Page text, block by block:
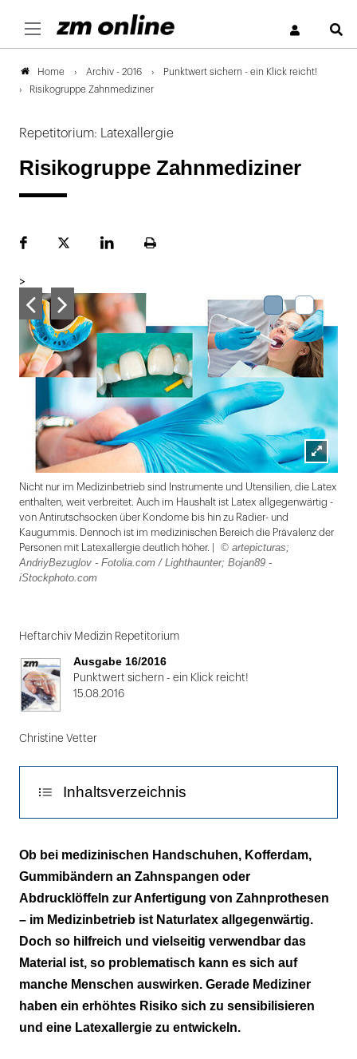
Home Archiv - 2016
Punktwert sichern - ein Klick reicht!
Risikogruppe Zahnmediziner
Repetitorium: Latexallergie
Risikogruppe Zahnmediziner
FacebookPlattformLinekdInSeite
>
Lightbox
öffnen
Nicht nur im Medizinbetrieb sind Instrumente und Utensilien, die Latex
enthalten, weit verbreitet. Auch im Haushalt ist Latex allgegenwärtig -
von Antirutschsocken über Kondome bis hin zu Radier- und
Kaugummis. Dennoch ist im medizinischen Bereich die Prävalenz der
Personen mit Latexallergie deutlich höher. |
© artepicturas;
AndriyBezuglov - Fotolia.com / Lighthaunter; Bojan89 -
iStockphoto.com
1
von
2:
Nicht
im
Medizinbetrieb
sind
Utensilien,
die
Latex
enthalten,
weit
verbreitet.
Auch
im
Haushalt
Heftarchiv Medizin Repetitorium
Ausgabe 16/2016
Punktwert sichern - ein Klick reicht!
15.08.2016
Christine Vetter
Inhaltsverzeichnis
Allergische Reaktion und anaphylaktischer
Schock
Diagnose und Behandlung
Aus Sicht der Zahnmedizin
Ob bei medizinischen Handschuhen, Kofferdam,
Gummibändern an Zahnspangen oder
Abdrucklöffeln zur Anfertigung von Zahnprothesen
– im Medizinbetrieb ist Naturlatex allgegenwärtig.
Doch so hilfreich und vielseitig verwendbar das
Material ist, so problematisch kann es sich auf
manche Menschen auswirken. Gerade Mediziner
haben ein erhöhtes Risiko sich zu sensibilisieren
und eine Latexallergie zu entwickeln.